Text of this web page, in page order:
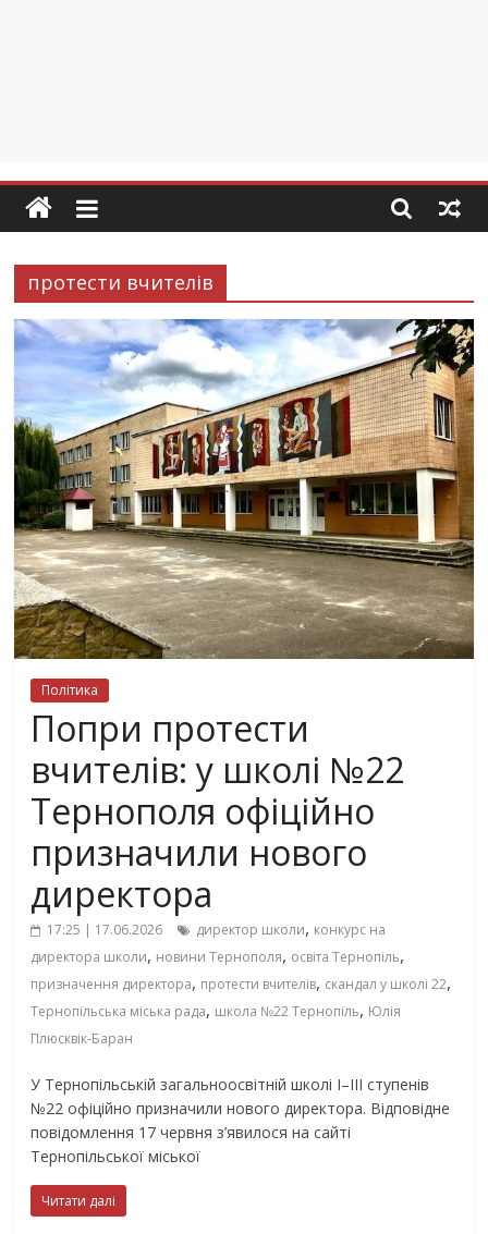
протести вчителів
Політика
Попри протести
вчителів: у школі №22
Тернополя офіційно
призначили нового
директора
17:25 | 17.06.2026 директор школи, конкурс на
директора школи, новини Тернополя, освіта Тернопіль,
призначення директора, протести вчителів, скандал у школі 22,
Тернопільська міська рада, школа №22 Тернопіль, Юлія
Плюсквік-Баран
У Тернопільській загальноосвітній школі І–ІІІ ступенів
№22 офіційно призначили нового директора. Відповідне
повідомлення 17 червня з’явилося на сайті
Тернопільської міської
Читати далі